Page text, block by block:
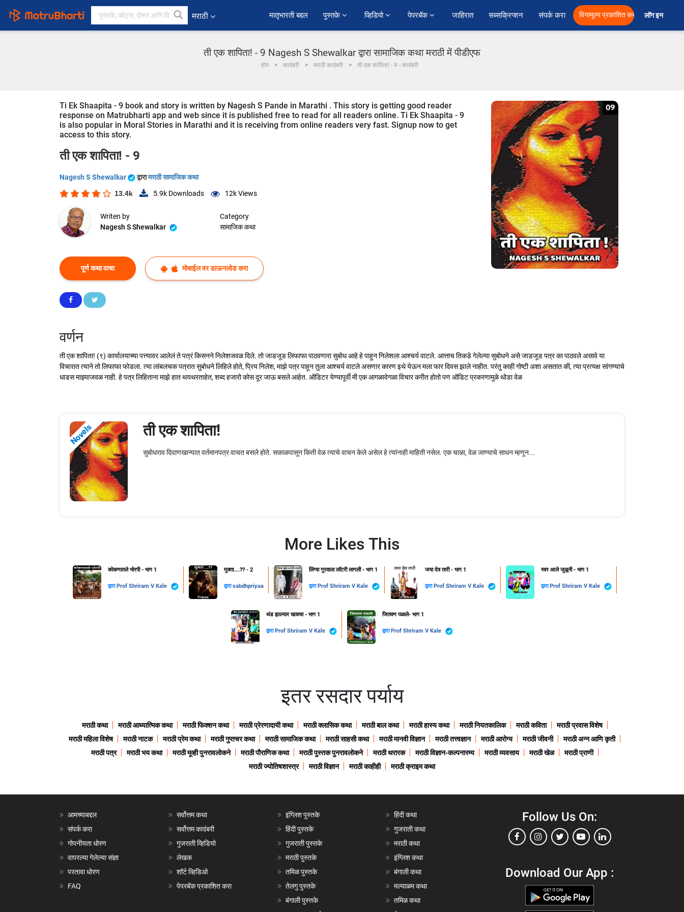
मराठी ﻿मातृभारती बद्दल पुस्तके व्हिडियो पेपरबॅक जाहिरात सब्सक्रिप्शन संपर्क करा विनामूल्य प्रकाशित करा लॉग इन
ती एक शापिता! - 9 Nagesh S Shewalkar द्वारा सामाजिक कथा मराठी में पीडीएफ
होम कादंबरी मराठी कादंबरी ती एक शापिता! - 9 - कादंबरी
Ti Ek Shaapita - 9 book and story is written by Nagesh S Pande in Marathi . This story is getting good reader
response on Matrubharti app and web since it is published free to read for all readers online. Ti Ek Shaapita - 9
is also popular in Moral Stories in Marathi and it is receiving from online readers very fast. Signup now to get
access to this story.
ती एक शापिता! - 9
Nagesh S Shewalkar द्वारामराठी सामाजिक कथा
13.4k 5.9k Downloads 12kViews
Writen by
Nagesh S Shewalkar
Category
सामाजिक कथा
पूर्ण कथा वाचा मोबाईल वर डाऊनलोड करा
वर्णन
ती एक शापिता! (९) कार्यालयाच्या पत्त्यावर आलेलं ते पत्रं किसनने निलेशजवळ दिले. तो जाडजूड लिफाफा पाठवणारा सुबोध आहे हे पाहून निलेशला आश्चर्य वाटले. आत्ताच तिकडे गेलेल्या सुबोधने असे जाडजूड पत्र का पाठवले असावे या
विचारात त्याने तो लिफाफा फोडला. त्या लांबलचक पत्रात सुबोधने लिहिले होते, प्रिय निलेश, माझे पत्र पाहून तुला आश्चर्य वाटले असणार कारण इथे येऊन मला फार दिवस झाले नाहीत. परंतु काही गोष्टी अशा असतात की, त्या प्रत्यक्ष सांगण्याचे
धाडस माझ्याजवळ नाही. हे पत्र लिहिताना माझे हात थयथरताहेत, शब्द हजारो कोस दूर जाऊ बसले आहेत. ऑडिटर येण्यापूर्वी मी एक आगळावेगळा विचार करीत होतो पण ऑडिट प्रकरणामुळे थोडा वेळ
Novels ती एक शापिता!
सुबोधराव दिवाणखान्यात वर्तमानपत्र वाचत बसले होते. सकाळपासून किती वेळ त्याचे वाचन केले असेल हे त्यांनाही माहिती नसेल. एक चाळा, वेळ जाण्याचे साधन म्हणून...
More Likes This
कोकणातले भोरपी - भाग 1
द्वारा Prof Shriram V Kale
मुक्ता....??️ - 2
द्वाराsabdhpriyaa
लिंग्या गुरवाला लॉटरी लागली - भाग 1
द्वारा Prof Shriram V Kale
जया देव तारी - भाग 1
द्वारा Prof Shriram V Kale
स्वर आले जुळूनी - भाग 1
द्वारा Prof Shriram V Kale
थंड झाल्यार खावचा - भाग 1
द्वारा Prof Shriram V Kale
जितवण पळाले- भाग 1
द्वारा Prof Shriram V Kale
इतर रसदार पर्याय
मराठी कथा मराठी आध्यात्मिक कथा मराठी फिक्शन कथा मराठी प्रेरणादायी कथा मराठी क्लासिक कथा मराठी बाल कथा मराठी हास्य कथा मराठी नियतकालिक मराठी कविता
मराठी प्रवास विशेष
मराठी महिला विशेष
मराठी नाटक मराठी प्रेम कथा मराठी गुप्तचर कथा मराठी सामाजिक कथा मराठी साहसी कथा मराठी मानवी विज्ञान मराठी तत्त्वज्ञान मराठी आरोग्य मराठी जीवनी
मराठी अन्न आणि कृती
मराठी पत्र
मराठी भय कथा मराठी मूव्ही पुनरावलोकने मराठी पौराणिक कथा मराठी पुस्तक पुनरावलोकने मराठी थरारक मराठी विज्ञान-कल्पनारम्य मराठी व्यवसाय मराठी खेळ
मराठी प्राणी
मराठी ज्योतिषशास्त्र
मराठी विज्ञान मराठी काहीही मराठी क्राइम कथा
आमच्याबद्दल
संपर्क करा
गोपनीयता धोरण
वापरल्या गेलेल्या संज्ञा
परतावा धोरण
FAQ
सर्वोत्तम कथा
सर्वोत्तम कादंबरी
गुजराती व्हिडियो
लेखक
शॉर्ट व्हिडिओ
पेपरबॅक प्रकाशित करा
इंग्लिश पुस्तके
हिंदी पुस्तके
गुजराती पुस्तके
मराठी पुस्तके
तमिळ पुस्तके
तेलगु पुस्तके
बंगाली पुस्तके
हिंदी कथा
गुजराती कथा
मराठी कथा
इंग्लिश कथा
बंगाली कथा
मल्याळम कथा
तमिळ कथा
Follow Us On:
Download Our App :